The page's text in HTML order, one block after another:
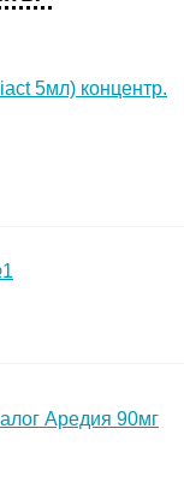
5мл) концентр.
Аредия 90мг